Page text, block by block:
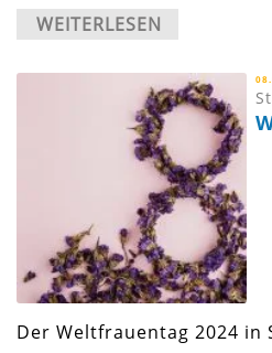
WEITERLESEN
Der Weltfrauentag 2024 in